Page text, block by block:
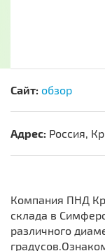
Сайт: обзор
Адрес: Россия,
Компания ПНД
склада в
различного